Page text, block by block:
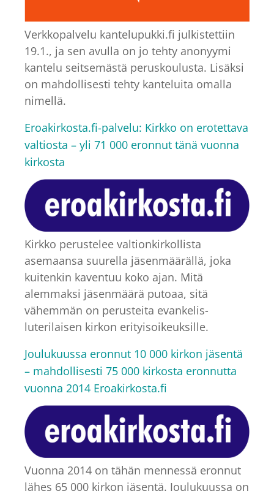
Verkkopalvelu kantelupukki.fi julkistettiin
19.1., ja sen avulla on jo tehty anonyymi
kantelu seitsemästä peruskoulusta. Lisäksi
on mahdollisesti tehty kanteluita omalla
nimellä.
Eroakirkosta.fi-palvelu: Kirkko on erotettava
valtiosta – yli 71 000 eronnut tänä vuonna
kirkosta
Kirkko perustelee valtionkirkollista
asemaansa suurella jäsenmäärällä, joka
kuitenkin kaventuu koko ajan. Mitä
alemmaksi jäsenmäärä putoaa, sitä
vähemmän on perusteita evankelis-
luterilaisen kirkon erityisoikeuksille.
Joulukuussa eronnut 10 000 kirkon jäsentä
– mahdollisesti 75 000 kirkosta eronnutta
vuonna 2014 Eroakirkosta.fi
Vuonna 2014 on tähän mennessä eronnut
lähes 65 000 kirkon jäsentä. Joulukuussa on